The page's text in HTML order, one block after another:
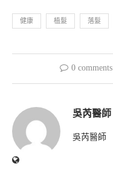
健康 植髮 落髮
0 comments
吳芮醫師
吳芮醫師